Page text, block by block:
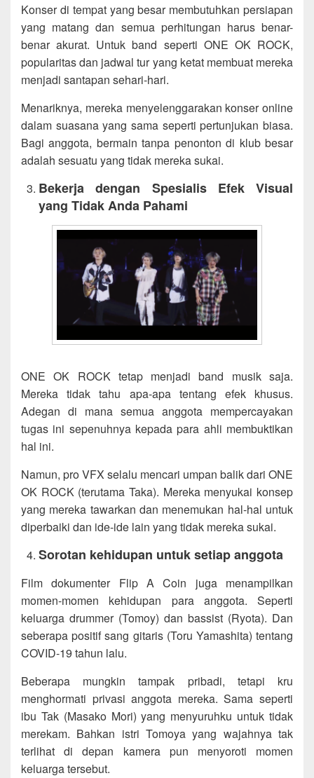
Konser di tempat yang besar membutuhkan persiapan
yang matang dan semua perhitungan harus benar-
benar akurat. Untuk band seperti ONE OK ROCK,
popularitas dan jadwal tur yang ketat membuat mereka
menjadi santapan sehari-hari.
Menariknya, mereka menyelenggarakan konser online
dalam suasana yang sama seperti pertunjukan biasa.
Bagi anggota, bermain tanpa penonton di klub besar
adalah sesuatu yang tidak mereka sukai.
Bekerja dengan Spesialis Efek Visual
yang Tidak Anda Pahami
ONE OK ROCK tetap menjadi band musik saja.
Mereka tidak tahu apa-apa tentang efek khusus.
Adegan di mana semua anggota mempercayakan
tugas ini sepenuhnya kepada para ahli membuktikan
hal ini.
Namun, pro VFX selalu mencari umpan balik dari ONE
OK ROCK (terutama Taka). Mereka menyukai konsep
yang mereka tawarkan dan menemukan hal-hal untuk
diperbaiki dan ide-ide lain yang tidak mereka sukai.
Sorotan kehidupan untuk setiap anggota
Film dokumenter Flip A Coin juga menampilkan
momen-momen kehidupan para anggota. Seperti
keluarga drummer (Tomoy) dan bassist (Ryota). Dan
seberapa positif sang gitaris (Toru Yamashita) tentang
COVID-19 tahun lalu.
Beberapa mungkin tampak pribadi, tetapi kru
menghormati privasi anggota mereka. Sama seperti
ibu Tak (Masako Mori) yang menyuruhku untuk tidak
merekam. Bahkan istri Tomoya yang wajahnya tak
terlihat di depan kamera pun menyoroti momen
keluarga tersebut.